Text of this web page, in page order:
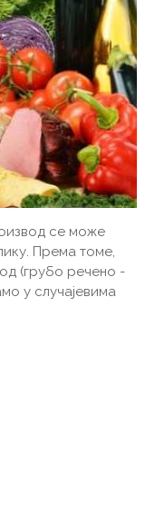
се може
Према томе,
(грубо речено -
у случајевима